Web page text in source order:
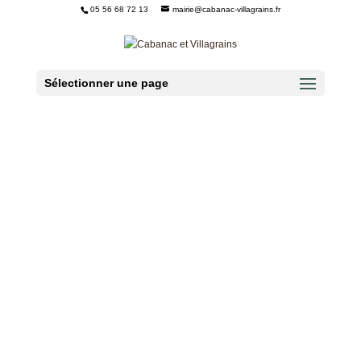
05 56 68 72 13 mairie@cabanac-villagrains.fr
Sélectionner une page